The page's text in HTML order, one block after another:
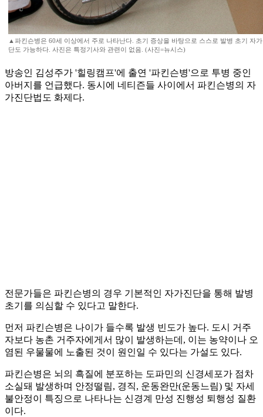
▲파킨슨병은 60세 이상에서 주로 나타난다. 초기 증상을 바탕으로 스스로 발병 초기 자
단도 가능하다. 사진은 특정기사와 관련이 없음. (사진=뉴시스)
방송인 김성주가 '힐링캠프'에 출연 '파킨슨병'으로 투병 중인
아버지를 언급했다. 동시에 네티즌들 사이에서 파킨슨병의 자
가진단법도 화제다.
전문가들은 파킨슨병의 경우 기본적인 자가진단을 통해 발병
초기를 의심할 수 있다고 말한다.
먼저 파킨슨병은 나이가 들수록 발생 빈도가 높다. 도시 거주
자보다 농촌 거주자에게서 많이 발생하는데, 이는 농약이나 오
염된 우물물에 노출된 것이 원인일 수 있다는 가설도 있다.
파킨슨병은 뇌의 흑질에 분포하는 도파민의 신경세포가 점차
소실돼 발생하며 안정떨림, 경직, 운동완만(운동느림) 및 자세
불안정이 특징으로 나타나는 신경계 만성 진행성 퇴행성 질환
이다.